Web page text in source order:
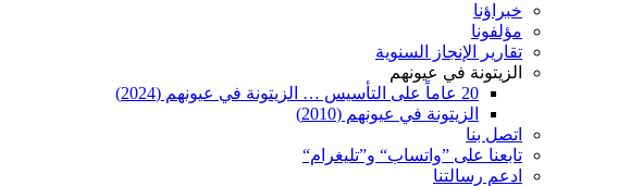
خبراؤنا
مؤلفونا
تقارير الإنجاز السنوية
الزيتونة في عيونهم
20 عاماً على التأسيس … الزيتونة في عيونهم (2024)
الزيتونة في عيونهم (2010)
اتصل بنا
تابعنا على ”واتساب“ و”تليغرام“
ادعم رسالتنا